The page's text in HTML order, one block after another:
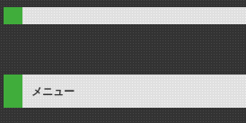
メニュー